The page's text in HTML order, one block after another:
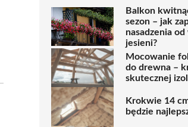
Balkon
sezon – jak
nasadzenia
jesieni?
Mocowanie
do drewna –
skutecznej
Krokwie 14
będzie